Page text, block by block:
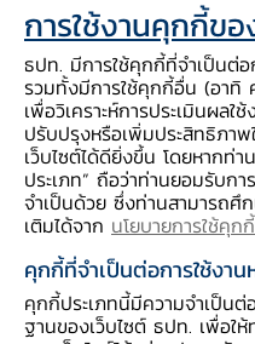
เป้าหมายอย่างยั่งยืน และ
เศรษฐกิจ ส่วนปัญหาหนี้ครัว
อยู่ในระดับสูงมาต่อเนื่อง
เพิ่มขึ้น แต่ไม่ใช่ทุกกลุ่มจะ
ส่วนใหญ่ได้รับอัตราดอกเ
ผ่อนชำระหนี้คงที่ โดย
อัตราดอกเบี้ยคงที่ เช่น สิ
เชื่อเช่าซื้อ
ที่ผ่านมาธปท. ให้ควา
และต้องเร่งแก้ไข จึงได้ออ
การใช้งานคุกกี้ข
ธปท. มีการใช้คุกกี้ที่จำเป็นต่อ
รวมทั้งมีการใช้คุกกี้อื่น (อาทิ
เพื่อวิเคราะห์การประเมินผล
ปรับปรุงหรือเพิ่มประสิทธิภาพ
เว็บไซต์ได้ดียิ่งขึ้น โดยหากท่
ประเภท” ถือว่าท่านยอมรับก
จำเป็นด้วย ซึ่งท่านสามารถศึ
เติมได้จาก นโยบายการใช้คุ
คุกกี้ที่จำเป็นต่อการใช้งาน
คุกกี้ประเภทนี้มีความจำเป็นต่
ฐานของเว็บไซต์ ธปท. เพื่อให้